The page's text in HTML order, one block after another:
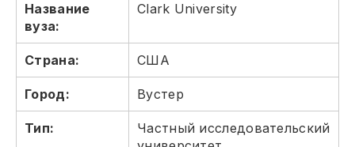
Название
вуза:
Clark University
Страна: США
Город: Вустер
Тип:
Частный исследовательский